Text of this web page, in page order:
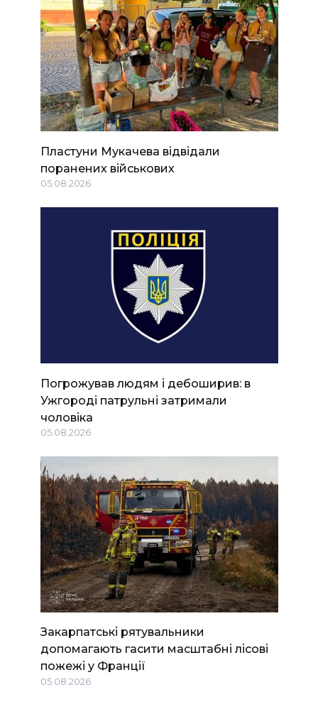
Пластуни Мукачева відвідали
поранених військових
05.08.2026
Погрожував людям і дебоширив: в
Ужгороді патрульні затримали
чоловіка
05.08.2026
Закарпатські рятувальники
допомагають гасити масштабні лісові
пожежі у Франції
05.08.2026